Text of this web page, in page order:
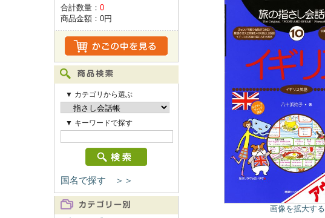
合計数量： 0
商品金額： 0円
▼ カテゴリから選ぶ
▼ キーワードで探す
国名で探す ＞＞
画像を拡大する